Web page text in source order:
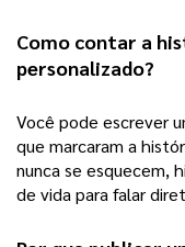
Como contar a
personalizado?
Você pode escrever
que marcaram a
nunca se esquecem,
de vida para falar